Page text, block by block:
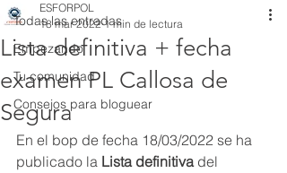
Todas las entradas
Empezando
Tu comunidad
Consejos para bloguear
Lista definitiva + fecha
examen PL Callosa de
Segura
ESFORPOL
18 mar 2022 1 min de lectura
En el bop de fecha 18/03/2022 se ha
publicado la Lista definitiva del